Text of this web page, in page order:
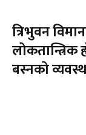
त्रिभुवन
बस्नको